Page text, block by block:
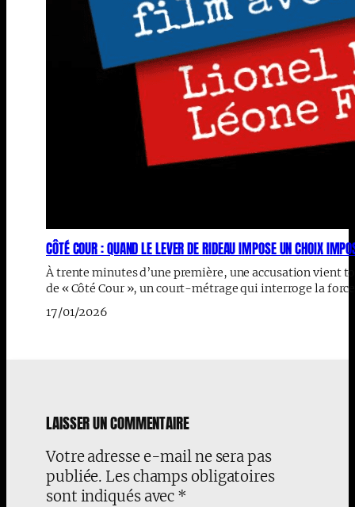
CÔTÉ COUR : QUAND LE LEVER DE RIDEAU IMPOSE UN CHOIX
À trente minutes d’une première, une accusation vient
de « Côté Cour », un court-métrage qui interroge la
17/01/2026
LAISSER UN COMMENTAIRE
Votre adresse e-mail ne sera pas
publiée. Les champs obligatoires
sont indiqués avec *